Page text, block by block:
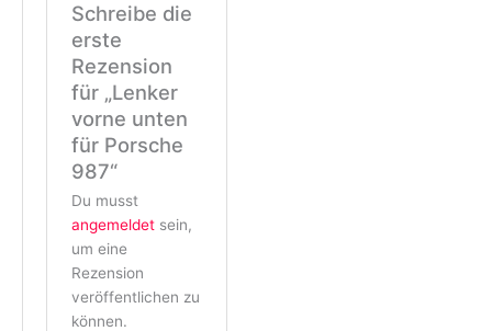
Schreibe die
erste
Rezension
für „Lenker
vorne unten
für Porsche
987“
Du musst
angemeldet sein,
um eine
Rezension
veröffentlichen zu
können.